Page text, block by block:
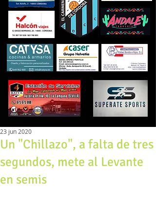
Un "Chillazo", a falta de tres
segundos, mete al Levante
en semis
23 jun 2020